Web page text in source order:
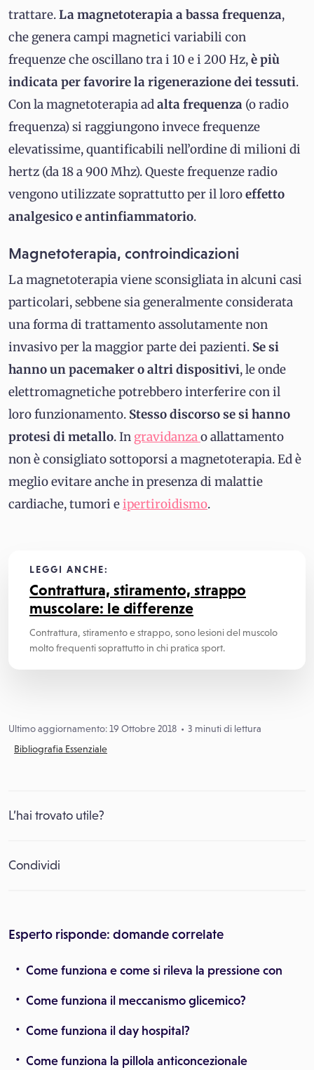
trattare.La magnetoterapia a bassa frequenza,
che genera campi magnetici variabili con
frequenze che oscillano tra i 10 e i 200 Hz,è più
indicata per favorire la rigenerazione dei tessuti.
Con la magnetoterapia adalta frequenza (o radio
frequenza) si raggiungono invece frequenze
elevatissime, quantificabili nell’ordine di milioni di
hertz (da 18 a 900 Mhz). Queste frequenze radio
vengono utilizzate soprattutto per il loroeffetto
analgesico e antinfiammatorio.
Magnetoterapia, controindicazioni
La magnetoterapia viene sconsigliata in alcuni casi
particolari, sebbene sia generalmente considerata
una forma di trattamento assolutamente non
invasivo per la maggior parte dei pazienti. Se si
hanno un pacemaker o altri dispositivi, le onde
elettromagnetiche potrebbero interferire con il
loro funzionamento. Stesso discorso se si hanno
protesi di metallo. In gravidanzao allattamento
non è consigliato sottoporsi a magnetoterapia. Ed è
meglio evitare anche in presenza di malattie
cardiache, tumori eipertiroidismo.
LEGGI ANCHE:
Contrattura, stiramento, strappo
muscolare: le differenze
Contrattura, stiramento e strappo, sono lesioni del muscolo
molto frequenti soprattutto in chi pratica sport.
Ultimo aggiornamento: 19 Ottobre 2018
3 minuti di lettura
Bibliografia Essenziale
L’hai trovato utile?
Condividi
Esperto risponde: domande correlate
Come funziona e come si rileva la pressione con
Come funziona il meccanismo glicemico?
Come funziona il day hospital?
Come funziona la pillola anticoncezionale